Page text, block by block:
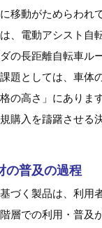
移動がためらわれ
、電動アシスト自
の長距離自転車ル
題としては、車体
の高さ」にありま
購入を躊躇させる
の普及の過程
づく製品は、利用
層での利用・普及